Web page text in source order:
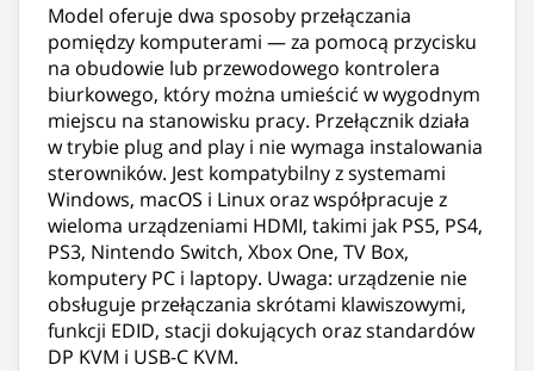
Model oferuje dwa sposoby przełączania
pomiędzy komputerami — za pomocą przycisku
na obudowie lub przewodowego kontrolera
biurkowego, który można umieścić w wygodnym
miejscu na stanowisku pracy. Przełącznik działa
w trybie plug and play i nie wymaga instalowania
sterowników. Jest kompatybilny z systemami
Windows, macOS i Linux oraz współpracuje z
wieloma urządzeniami HDMI, takimi jak PS5, PS4,
PS3, Nintendo Switch, Xbox One, TV Box,
komputery PC i laptopy. Uwaga: urządzenie nie
obsługuje przełączania skrótami klawiszowymi,
funkcji EDID, stacji dokujących oraz standardów
DP KVM i USB-C KVM.